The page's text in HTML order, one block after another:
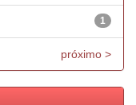
1
próximo >